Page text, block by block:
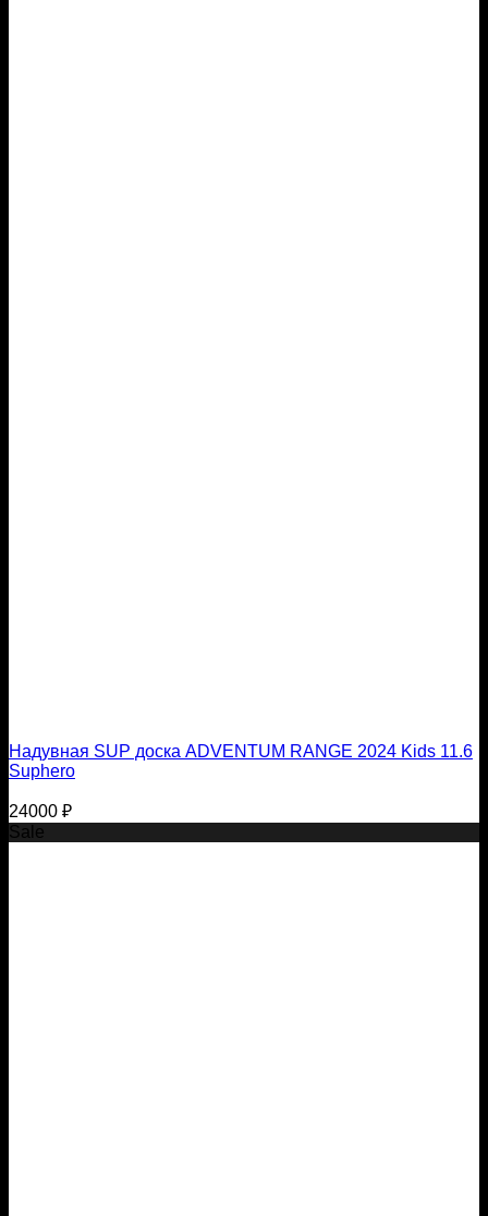
Надувная SUP доска ADVENTUM RANGE 2024 Kids 11.6
Suphero
24000 ₽
Sale